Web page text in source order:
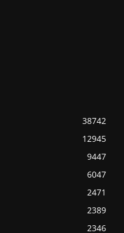
38742
12945
9447
6047
2471
2389
2346